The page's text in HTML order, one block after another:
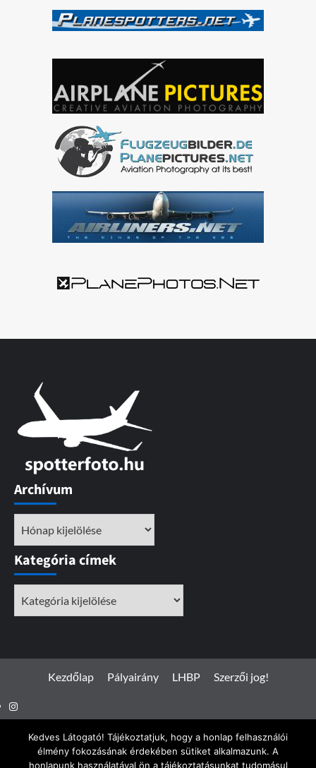
Archívum
Kategória címek
Kezdőlap Pályairány LHBP Szerzői jog!
Instagram
Kedves Látogató! Tájékoztatjuk, hogy a honlap felhasználói
élmény fokozásának érdekében sütiket alkalmazunk. A
honlapunk használatával ön a tájékoztatásunkat tudomásul